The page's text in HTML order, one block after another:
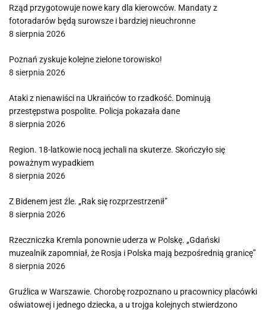
Rząd przygotowuje nowe kary dla kierowców. Mandaty z
fotoradarów będą surowsze i bardziej nieuchronne
8 sierpnia 2026
Poznań zyskuje kolejne zielone torowisko!
8 sierpnia 2026
Ataki z nienawiści na Ukraińców to rzadkość. Dominują
przestępstwa pospolite. Policja pokazała dane
8 sierpnia 2026
Region. 18-latkowie nocą jechali na skuterze. Skończyło się
poważnym wypadkiem
8 sierpnia 2026
Z Bidenem jest źle. „Rak się rozprzestrzenił”
8 sierpnia 2026
Rzeczniczka Kremla ponownie uderza w Polskę. „Gdański
muzealnik zapomniał, że Rosja i Polska mają bezpośrednią granicę”
8 sierpnia 2026
Gruźlica w Warszawie. Chorobę rozpoznano u pracownicy placówki
oświatowej i jednego dziecka, a u trojga kolejnych stwierdzono